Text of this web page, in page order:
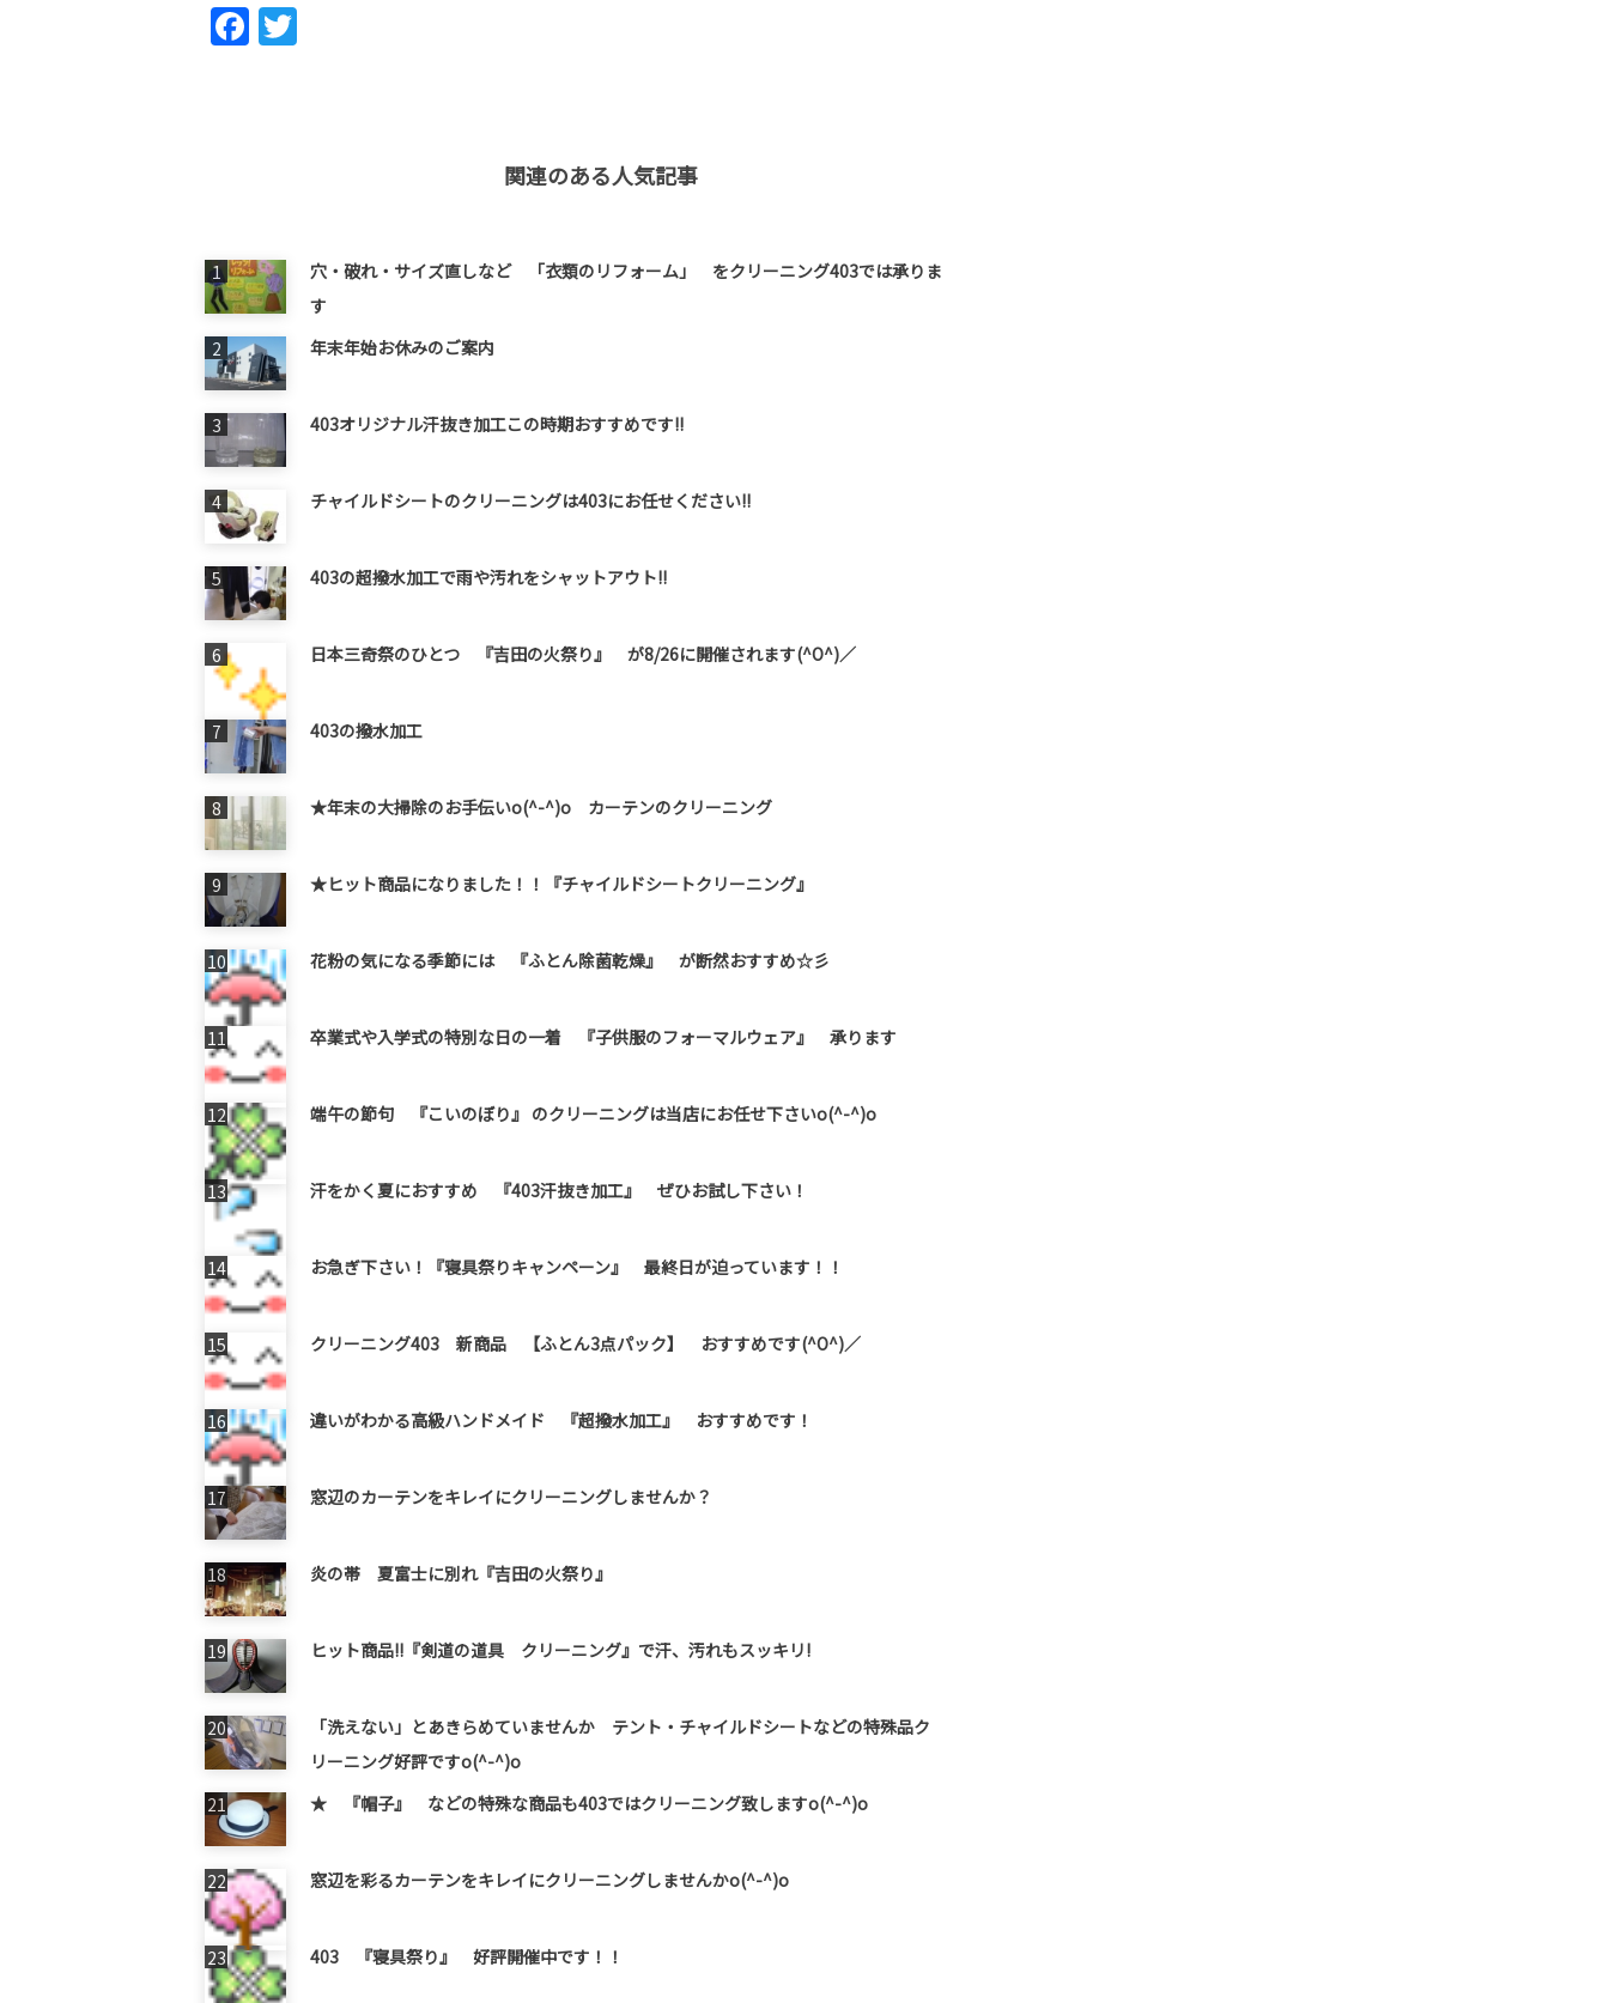
Fac
関連のある人気記事
穴・破れ・サイズ直しなど 「衣類のリフォーム」 をクリーニング403では承りま
す
年末年始お休みのご案内
403オリジナル汗抜き加工この時期おすすめです!!
チャイルドシートのクリーニングは403にお任せください!!
403の超撥水加工で雨や汚れをシャットアウト!!
日本三奇祭のひとつ 『吉田の火祭り』 が8/26に開催されます(^O^)／
403の撥水加工
★年末の大掃除のお手伝いo(^-^)o カーテンのクリーニング
★ヒット商品になりました！！『チャイルドシートクリーニング』
花粉の気になる季節には 『ふとん除菌乾燥』 が断然おすすめ☆彡
卒業式や入学式の特別な日の一着 『子供服のフォーマルウェア』 承ります
端午の節句 『こいのぼり』 のクリーニングは当店にお任せ下さいo(^-^)o
汗をかく夏におすすめ 『403汗抜き加工』 ぜひお試し下さい！
お急ぎ下さい！『寝具祭りキャンペーン』 最終日が迫っています！！
クリーニング403 新商品 【ふとん3点パック】 おすすめです(^O^)／
違いがわかる高級ハンドメイド 『超撥水加工』 おすすめです！
窓辺のカーテンをキレイにクリーニングしませんか？
炎の帯 夏富士に別れ『吉田の火祭り』
ヒット商品!!『剣道の道具 クリーニング』で汗、汚れもスッキリ!
「洗えない」とあきらめていませんか テント・チャイルドシートなどの特殊品ク
リーニング好評ですo(^-^)o
★ 『帽子』 などの特殊な商品も403ではクリーニング致しますo(^-^)o
窓辺を彩るカーテンをキレイにクリーニングしませんかo(^-^)o
403 『寝具祭り』 好評開催中です！！